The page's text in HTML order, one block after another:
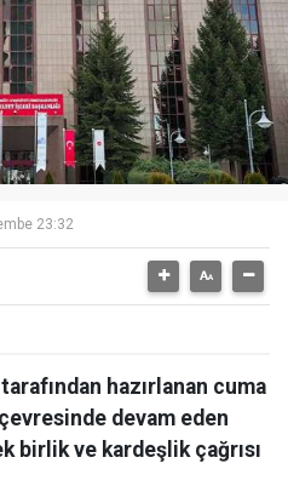
23:32
hazırlanan cuma
devam eden
birlik ve kardeşlik çağrısı